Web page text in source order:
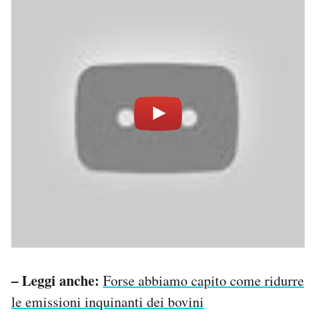
– Leggi anche: Forse abbiamo capito come ridurre
le emissioni inquinanti dei bovini